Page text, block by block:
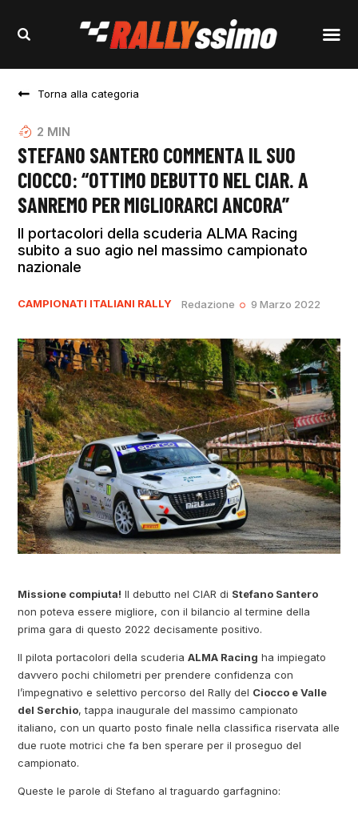
Torna alla categoria
2 MIN
STEFANO SANTERO COMMENTA IL SUO
CIOCCO: “OTTIMO DEBUTTO NEL CIAR. A
SANREMO PER MIGLIORARCI ANCORA”
Il portacolori della scuderia ALMA Racing
subito a suo agio nel massimo campionato
nazionale
CAMPIONATI ITALIANI RALLY Redazione 9 Marzo 2022
Missione compiuta! Il debutto nel CIAR di Stefano Santero
non poteva essere migliore, con il bilancio al termine della
prima gara di questo 2022 decisamente positivo.
Il pilota portacolori della scuderiaALMA Racing ha impiegato
davvero pochi chilometri per prendere confidenza con
l’impegnativo e selettivo percorso del Rally del Ciocco e Valle
del Serchio, tappa inaugurale del massimo campionato
italiano, con un quarto posto finale nella classifica riservata alle
due ruote motrici che fa ben sperare per il proseguo del
campionato.
Queste le parole di Stefano al traguardo garfagnino: